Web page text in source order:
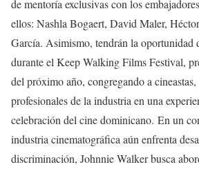
de mentoría exclusivas con los
ellos: Nashla Bogaert, David Maler,
García. Asimismo, tendrán la oportunidad
durante el Keep Walking Films Festival,
del próximo año, congregando a
profesionales de la industria en una
celebración del cine dominicano. En un
industria cinematográfica aún enfrenta
discriminación, Johnnie Walker busca